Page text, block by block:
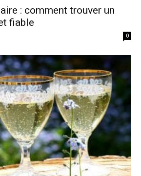
: comment trouver un
fiable
0